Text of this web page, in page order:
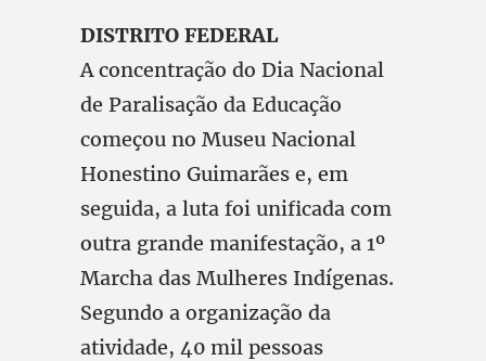
DISTRITO FEDERAL
A concentração do Dia Nacional
de Paralisação da Educação
começou no Museu Nacional
Honestino Guimarães e, em
seguida, a luta foi unificada com
outra grande manifestação, a 1º
Marcha das Mulheres Indígenas.
Segundo a organização da
atividade, 40 mil pessoas